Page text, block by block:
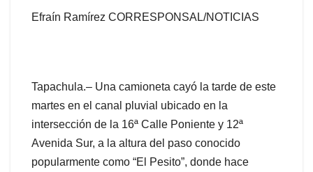
Efraín Ramírez CORRESPONSAL/NOTICIAS
Tapachula.– Una camioneta cayó la tarde de este
martes en el canal pluvial ubicado en la
intersección de la 16ª Calle Poniente y 12ª
Avenida Sur, a la altura del paso conocido
popularmente como “El Pesito”, donde hace